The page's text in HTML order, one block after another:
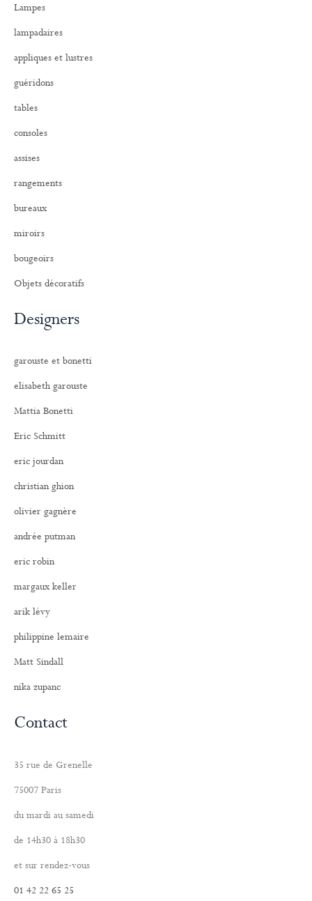
c
e
:
Lampes
lampadaires
appliques et lustres
guéridons
tables
consoles
assises
rangements
bureaux
miroirs
bougeoirs
Objets décoratifs
Designers
garouste et bonetti
elisabeth garouste
Mattia Bonetti
Eric Schmitt
eric jourdan
christian ghion
olivier gagnère
andrée putman
eric robin
margaux keller
arik lévy
philippine lemaire
Matt Sindall
nika zupanc
Contact
35 rue de Grenelle
75007 Paris
du mardi au samedi
de 14h30 à 18h30
et sur rendez-vous
01 42 22 65 25